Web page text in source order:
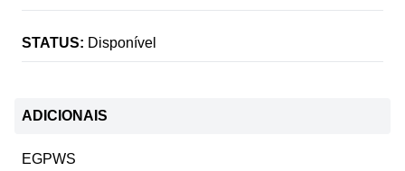
STATUS: Disponível
ADICIONAIS
EGPWS